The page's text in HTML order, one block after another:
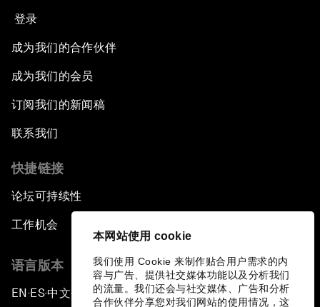
本网站使用 cookie
我们使用 Cookie 来制作贴合用户需求的内
容与广告、提供社交媒体功能以及分析我们
的流量。我们还会与社交媒体、广告和分析
合作伙伴分享您对我们网站的使用情况，这
登录
成为我们的合作伙伴
成为我们的会员
订阅我们的新闻稿
联系我们
快捷链接
论坛可持续性
工作机会
语言版本
EN ▪ ES▪中文▪ 日本語